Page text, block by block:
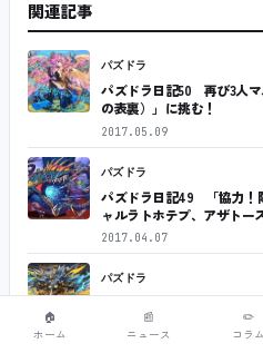
関連記事
パズドラ
パズドラ日記50 再び3人
の表裏）」に挑む！
2017.05.09
パズドラ
パズドラ日記49 「協力！
ャルラトホテプ、アザトー
2017.04.07
パズドラ
パズドラ日記48 風神でレ
2017.01.12
🏠
ホーム
📰
ニュース
✏️
コラム